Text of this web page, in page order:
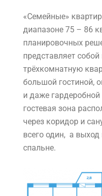
«Семейные»
диапазоне 75 – 86
планировочных
представляет
трёхкомнатную
большой гостиной,
и даже
гостевая зона
через коридор и
всего один, а
спальне.